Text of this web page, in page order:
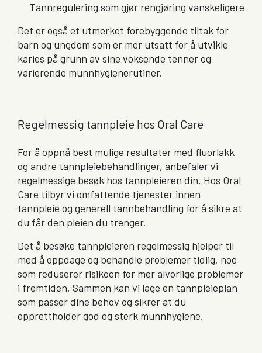
Tannregulering som gjør rengjøring vanskeligere
Det er også et utmerket forebyggende tiltak for
barn og ungdom som er mer utsatt for å utvikle
karies på grunn av sine voksende tenner og
varierende munnhygienerutiner.
Regelmessig tannpleie hos Oral Care
For å oppnå best mulige resultater med fluorlakk
og andre tannpleiebehandlinger, anbefaler vi
regelmessige besøk hos tannpleieren din. Hos Oral
Care tilbyr vi omfattende tjenester innen
tannpleie og generell tannbehandling for å sikre at
du får den pleien du trenger.
Det å besøke tannpleieren regelmessig hjelper til
med å oppdage og behandle problemer tidlig, noe
som reduserer risikoen for mer alvorlige problemer
i fremtiden. Sammen kan vi lage en tannpleieplan
som passer dine behov og sikrer at du
opprettholder god og sterk munnhygiene.